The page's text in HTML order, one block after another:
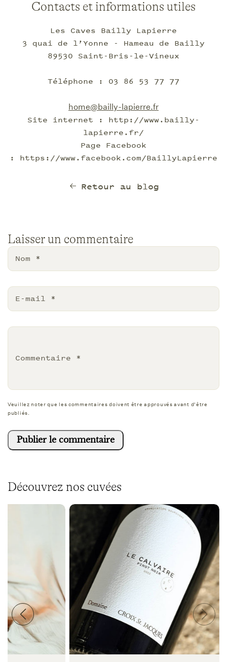
Contacts et informations utiles
Les Caves Bailly Lapierre
3 quai de l’Yonne - Hameau de Bailly
89530 Saint-Bris-le-Vineux
Téléphone : 03 86 53 77 77
home@bailly-lapierre.fr
Site internet : http://www.bailly-
lapierre.fr/
Page Facebook
: https://www.facebook.com/BaillyLapierre
Retour au blog
Laisser un commentaire
Nom *
E-mail *
Commentaire *
Veuillez noter que les commentaires doivent être approuvés avant d'être
publiés.
Découvrez nos cuvées